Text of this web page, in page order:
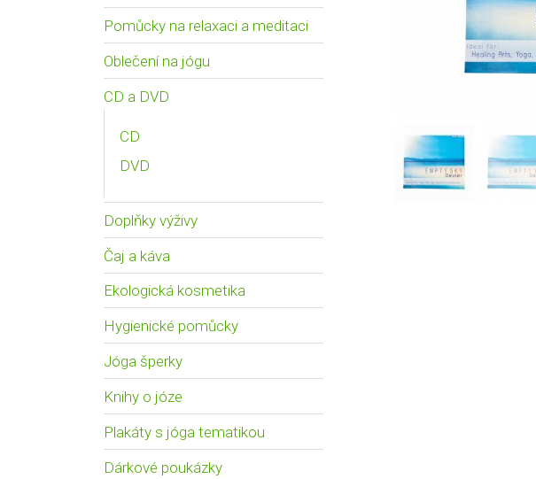
Pomůcky na relaxaci a meditaci
Oblečení na jógu
CD a DVD
CD
DVD
Doplňky výživy
Čaj a káva
Ekologická kosmetika
Hygienické pomůcky
Jóga šperky
Knihy o józe
Plakáty s jóga tematikou
Dárkové poukázky